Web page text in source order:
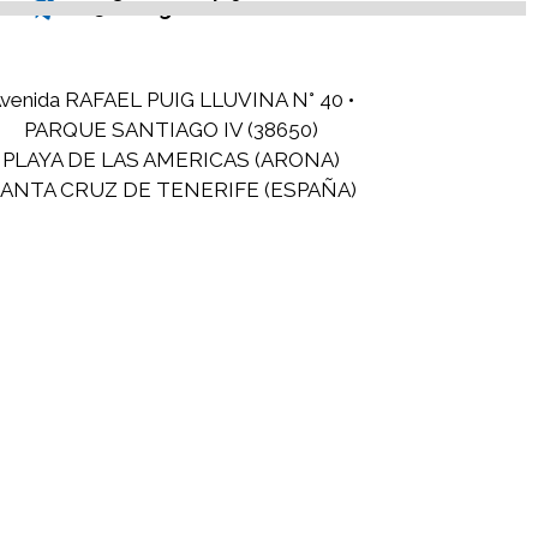
@Omegawsinfo
RAFAEL PUIG LLUVINA N° 40 •
PARQUE SANTIAGO IV (38650)
PLAYA DE LAS AMERICAS (ARONA)
CRUZ DE TENERIFE (ESPAÑA)